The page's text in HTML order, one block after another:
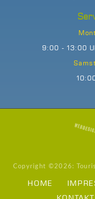
9:00 - 13:00
Copyright ©2026:
HOME